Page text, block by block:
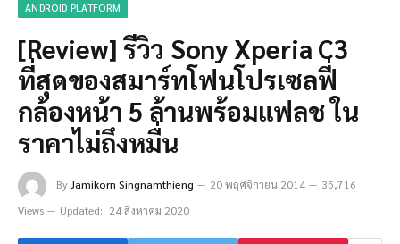
ANDROID PLATFORM
[Review] รีวิว Sony Xperia C3
ที่สุดของสมาร์ทโฟนโปรเซลฟี่
กล้องหน้า 5 ล้านพร้อมแฟลช ใน
ราคาไม่ถึงหมื่น
ByJamikorn Singnamthieng 20 พฤศจิกายน 2014
35,716
Views
Updated: 24 สิงหาคม 2020